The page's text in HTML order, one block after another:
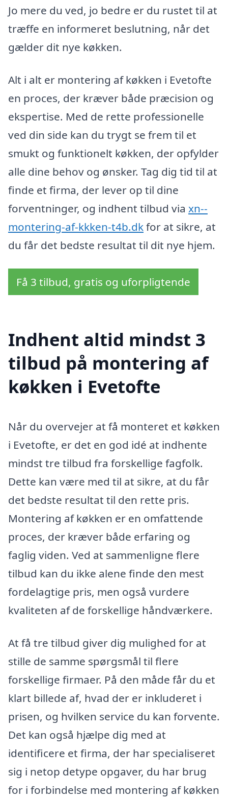
Jo mere du ved, jo bedre er du rustet til at
træffe en informeret beslutning, når det
gælder dit nye køkken.
Alt i alt er montering af køkken i Evetofte
en proces, der kræver både præcision og
ekspertise. Med de rette professionelle
ved din side kan du trygt se frem til et
smukt og funktionelt køkken, der opfylder
alle dine behov og ønsker. Tag dig tid til at
finde et firma, der lever op til dine
forventninger, og indhent tilbud via xn--
montering-af-kkken-t4b.dkfor at sikre, at
du får det bedste resultat til dit nye hjem.
Få 3 tilbud, gratis og uforpligtende
Indhent altid mindst 3
tilbud på montering af
køkken i Evetofte
Når du overvejer at få monteret et køkken
i Evetofte, er det en god idé at indhente
mindst tre tilbud fra forskellige fagfolk.
Dette kan være med til at sikre, at du får
det bedste resultat til den rette pris.
Montering af køkken er en omfattende
proces, der kræver både erfaring og
faglig viden. Ved at sammenligne flere
tilbud kan du ikke alene finde den mest
fordelagtige pris, men også vurdere
kvaliteten af de forskellige håndværkere.
At få tre tilbud giver dig mulighed for at
stille de samme spørgsmål til flere
forskellige firmaer. På den måde får du et
klart billede af, hvad der er inkluderet i
prisen, og hvilken service du kan forvente.
Det kan også hjælpe dig med at
identificere et firma, der har specialiseret
sig i netop detype opgaver, du har brug
for i forbindelse med montering af køkken